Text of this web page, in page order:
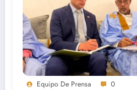
Equipo De Prensa 0